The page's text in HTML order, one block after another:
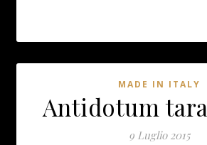
MADE IN ITALY
Antidotum
9 Luglio 2015